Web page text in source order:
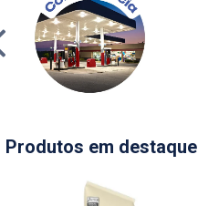
Produtos em destaque